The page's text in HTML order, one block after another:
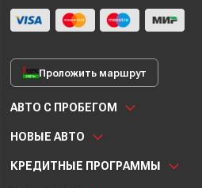
Проложить маршрут
АВТО С ПРОБЕГОМ
НОВЫЕ АВТО
КРЕДИТНЫЕ ПРОГРАММЫ